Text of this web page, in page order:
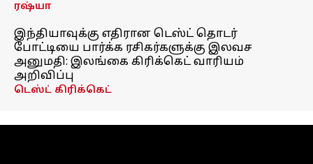
ரஷ்யா
இந்தியாவுக்கு எதிரான டெஸ்ட் தொடர்
போட்டியை பார்க்க ரசிகர்களுக்கு இலவச
அனுமதி: இலங்கை கிரிக்கெட் வாரியம்
அறிவிப்பு
டெஸ்ட் கிரிக்கெட்